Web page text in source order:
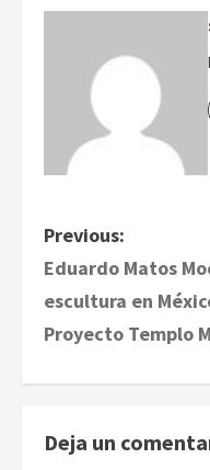
P
o
s
t
n
Previous:
Eduardo Matos
escultura en
Proyecto Templo
Deja un